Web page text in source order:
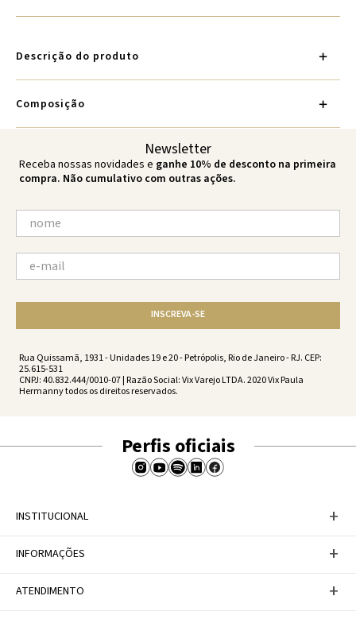
Descrição do produto
Composição
Newsletter
Receba nossas novidades e ganhe 10% de desconto na primeira
compra. Não cumulativo com outras ações.
INSCREVA-SE
Rua Quissamã, 1931 - Unidades 19 e 20 - Petrópolis, Rio de Janeiro - RJ. CEP:
25.615-531
CNPJ: 40.832.444/0010-07 | Razão Social: Vix Varejo LTDA. 2020 Vix Paula
Hermanny todos os direitos reservados.
Perfis oficiais
INSTITUCIONAL +
A Marca
Trabalhe conosco
INFORMAÇÕES +
Política de Privacidade
ATENDIMENTO +